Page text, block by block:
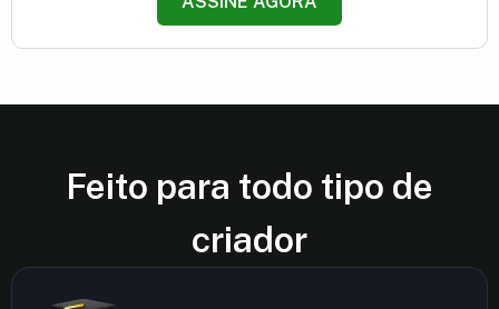
Feito para todo tipo de
criador